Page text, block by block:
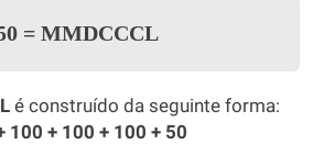
= MMDCCCL
é construído da seguinte forma:
100 + 100 + 100 + 50